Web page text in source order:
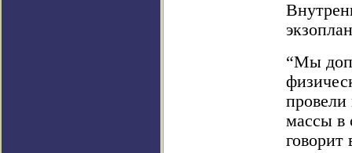
“Мы
массы в